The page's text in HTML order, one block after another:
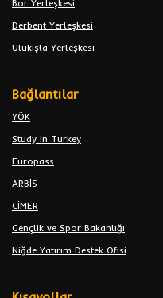
Bor Yerleşkesi
Derbent Yerleşkesi
Ulukışla Yerleşkesi
Bağlantılar
YÖK
Study in Turkey
Europass
ARBİS
CİMER
Gençlik ve Spor Bakanlığı
Niğde Yatırım Destek Ofisi